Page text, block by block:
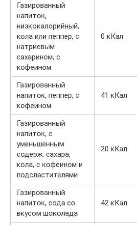
Газированный
напиток,
низкокалорийный,
кола или пеппер, с
натриевым
сахарином, с
кофеином
0 кКал
Газированный
напиток, пеппер, с
кофеином
41 кКал
Газированный
напиток, с
уменьшенным
содерж. сахара,
кола, с кофеином и
подсластителями
20 кКал
Газированный
напиток, сода со
вкусом шоколада
42 кКал